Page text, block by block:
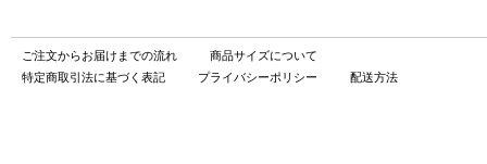
ご注文からお届けまでの流れ
商品サイズについて
特定商取引法に基づく表記
プライバシーポリシー 配送方法